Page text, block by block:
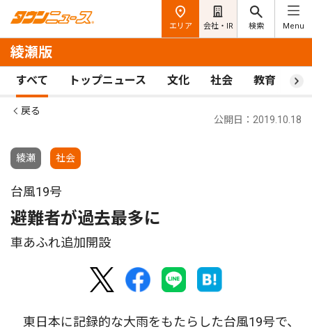
エリア 会社・IR 検索 Menu
綾瀬版
すべて トップニュース 文化 社会 教育 ス
戻る
綾瀬 社会
公開日：2019.10.18
台風19号
避難者が過去最多に
車あふれ追加開設
東日本に記録的な大雨をもたらした台風19号で、